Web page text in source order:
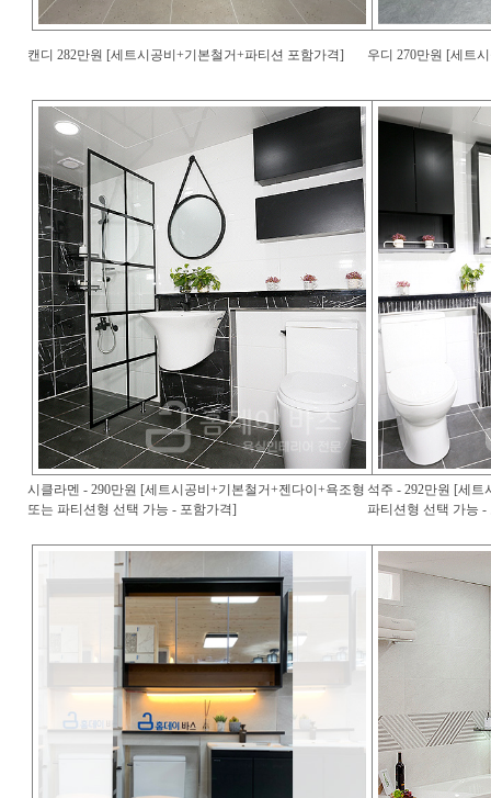
캔디 282만원 [세트시공비+기본철거+파티션 포함가격] 우디 270만원 [세트
시클라멘 - 290만원 [세트시공비+기본철거+젠다이+욕조형
또는 파티션형 선택 가능 - 포함가격]
석주 - 292만원 [세
파티션형 선택 가능 -